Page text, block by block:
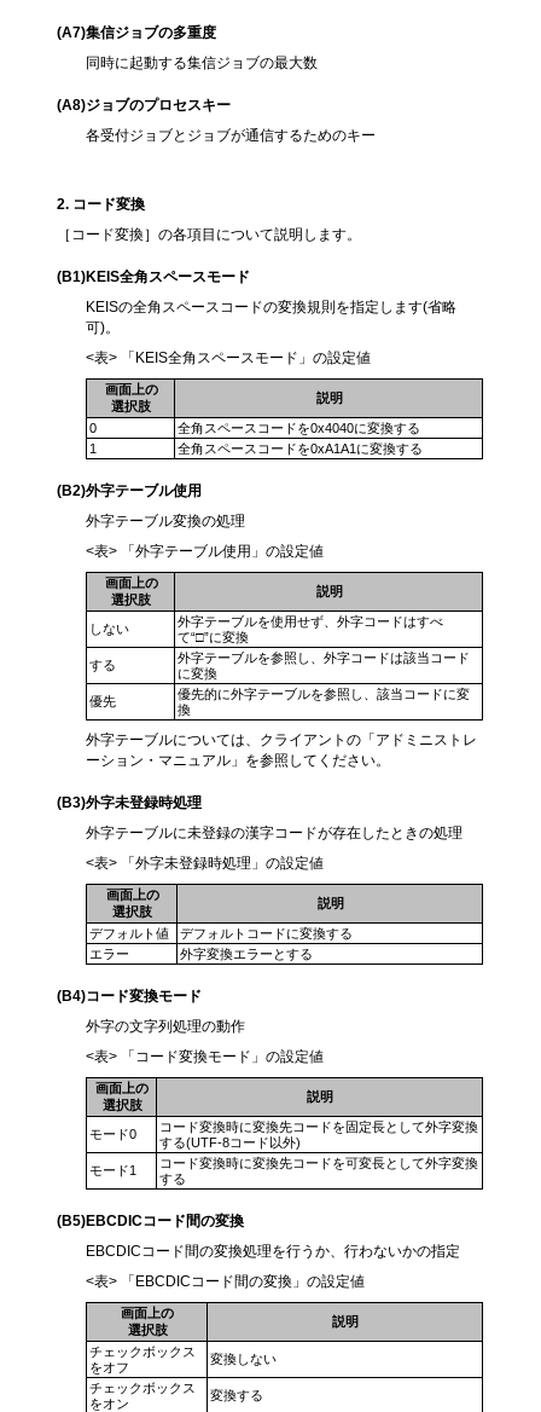
(A7)集信ジョブの多重度
同時に起動する集信ジョブの最大数
(A8)ジョブのプロセスキー
各受付ジョブとジョブが通信するためのキー
2. コード変換
［コード変換］の各項目について説明します。
(B1)KEIS全角スペースモード
KEISの全角スペースコードの変換規則を指定します(省略
可)。
<表> 「KEIS全角スペースモード」の設定値
画面上の
選択肢
説明
0
全角スペースコードを0x4040に変換する
1
全角スペースコードを0xA1A1に変換する
(B2)外字テーブル使用
外字テーブル変換の処理
<表> 「外字テーブル使用」の設定値
画面上の
選択肢
説明
しない
外字テーブルを使用せず、外字コードはすべ
て“□”に変換
する
外字テーブルを参照し、外字コードは該当コード
に変換
優先
優先的に外字テーブルを参照し、該当コードに変
換
外字テーブルについては、クライアントの「アドミニストレ
ーション・マニュアル」を参照してください。
(B3)外字未登録時処理
外字テーブルに未登録の漢字コードが存在したときの処理
<表> 「外字未登録時処理」の設定値
画面上の
選択肢
説明
デフォルト値
デフォルトコードに変換する
エラー
外字変換エラーとする
(B4)コード変換モード
外字の文字列処理の動作
<表> 「コード変換モード」の設定値
画面上の
選択肢
説明
モード0
コード変換時に変換先コードを固定長として外字変換
する(UTF-8コード以外)
モード1
コード変換時に変換先コードを可変長として外字変換
する
(B5)EBCDICコード間の変換
EBCDICコード間の変換処理を行うか、行わないかの指定
<表> 「EBCDICコード間の変換」の設定値
画面上の
選択肢
説明
チェックボックス
をオフ
変換しない
チェックボックス
をオン
変換する